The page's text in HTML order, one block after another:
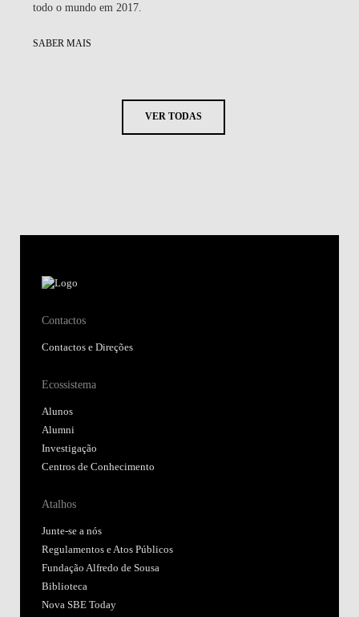
todo o mundo em 2017.
SABER MAIS
VER TODAS
Contactos
Contactos e Direções
Ecossistema
Alunos
Alumni
Investigação
Centros de Conhecimento
Atalhos
Junte-se a nós
Regulamentos e Atos Públicos
Fundação Alfredo de Sousa
Biblioteca
Nova SBE Today